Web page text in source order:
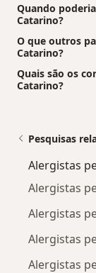
Quando
Catarino?
O que outros
Catarino?
Quais são os
Catarino?
Pesquisas
Alergistas
Alergistas
Alergistas
Alergistas
Alergistas